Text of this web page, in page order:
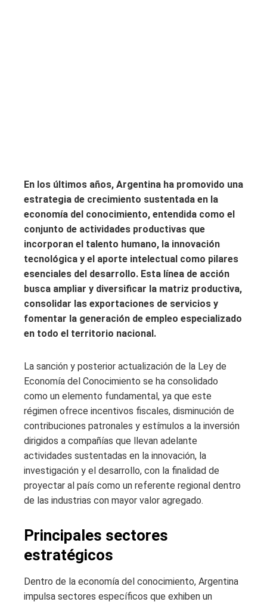
En los últimos años, Argentina ha promovido una
estrategia de crecimiento sustentada en la
economía del conocimiento, entendida como el
conjunto de actividades productivas que
incorporan el talento humano, la innovación
tecnológica y el aporte intelectual como pilares
esenciales del desarrollo. Esta línea de acción
busca ampliar y diversificar la matriz productiva,
consolidar las exportaciones de servicios y
fomentar la generación de empleo especializado
en todo el territorio nacional.
La sanción y posterior actualización de la Ley de
Economía del Conocimiento se ha consolidado
como un elemento fundamental, ya que este
régimen ofrece incentivos fiscales, disminución de
contribuciones patronales y estímulos a la inversión
dirigidos a compañías que llevan adelante
actividades sustentadas en la innovación, la
investigación y el desarrollo, con la finalidad de
proyectar al país como un referente regional dentro
de las industrias con mayor valor agregado.
Principales sectores
estratégicos
Dentro de la economía del conocimiento, Argentina
impulsa sectores específicos que exhiben un